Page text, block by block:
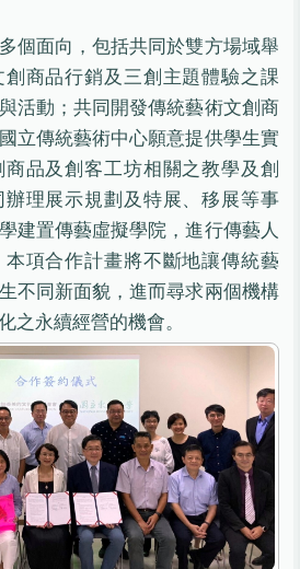
個面向，包括共同於雙方場域舉
商品行銷及三創主題體驗之課
活動；共同開發傳統藝術文創商
立傳統藝術中心願意提供學生實
品及創客工坊相關之教學及創
理展示規劃及特展、移展等事
建置傳藝虛擬學院，進行傳藝人
項合作計畫將不斷地讓傳統藝
不同新面貌，進而尋求兩個機構
之永續經營的機會。